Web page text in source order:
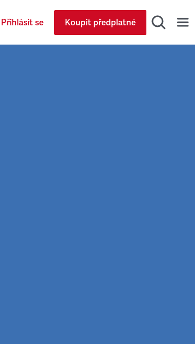
Přihlásit se Koupit předplatné